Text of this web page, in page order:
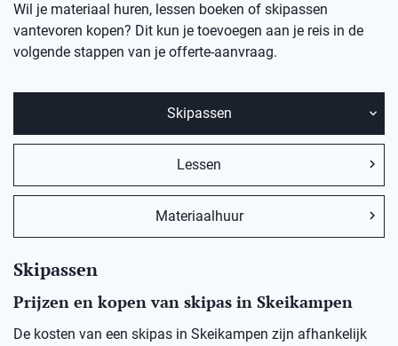
Wil je materiaal huren, lessen boeken of skipassen
vantevoren kopen? Dit kun je toevoegen aan je reis in de
volgende stappen van je offerte-aanvraag.
Skipassen
Lessen
Materiaalhuur
Skipassen
Prijzen en kopen van skipas in Skeikampen
De kosten van een skipas in Skeikampen zijn afhankelijk